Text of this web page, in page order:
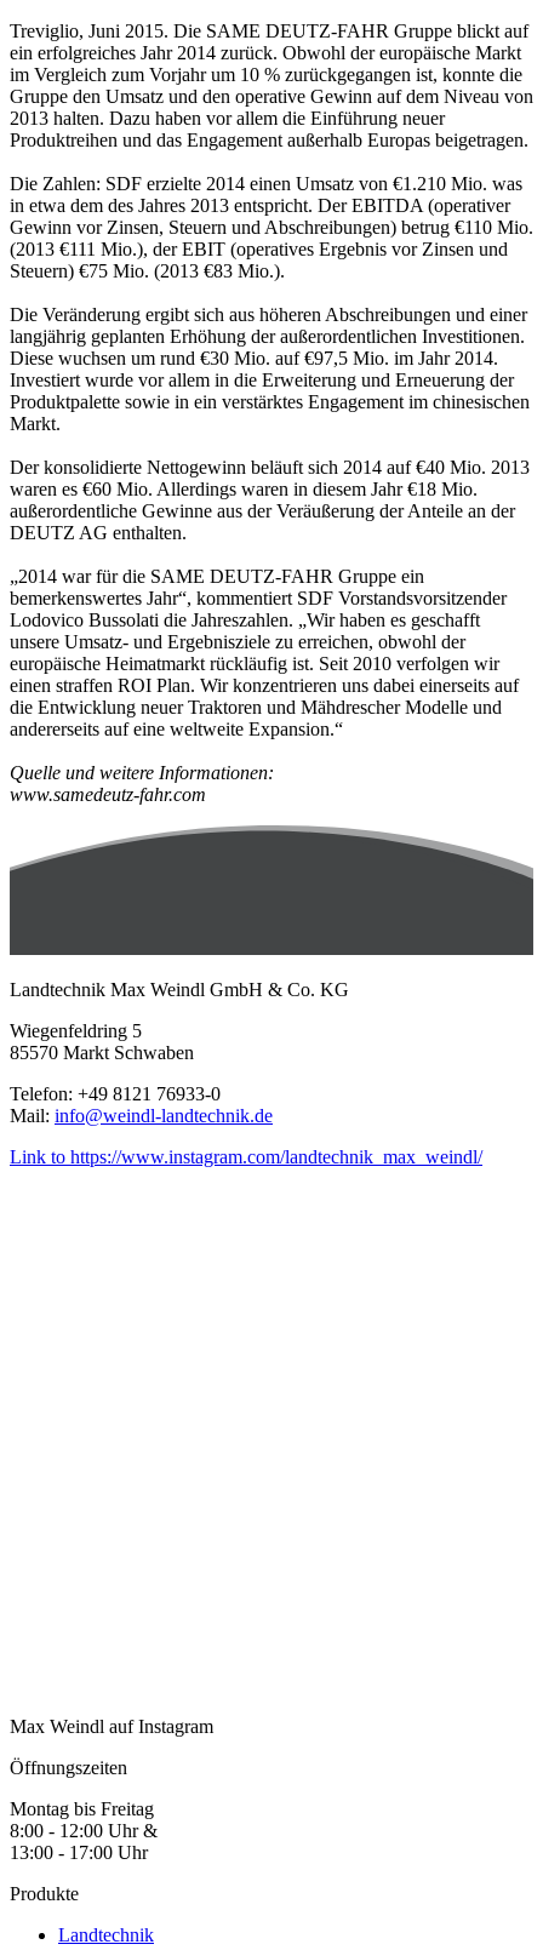
Treviglio, Juni 2015. Die SAME DEUTZ-FAHR Gruppe blickt auf
ein erfolgreiches Jahr 2014 zurück. Obwohl der europäische Markt
im Vergleich zum Vorjahr um 10 % zurückgegangen ist, konnte die
Gruppe den Umsatz und den operative Gewinn auf dem Niveau von
2013 halten. Dazu haben vor allem die Einführung neuer
Produktreihen und das Engagement außerhalb Europas beigetragen.
Die Zahlen: SDF erzielte 2014 einen Umsatz von €1.210 Mio. was
in etwa dem des Jahres 2013 entspricht. Der EBITDA (operativer
Gewinn vor Zinsen, Steuern und Abschreibungen) betrug €110 Mio.
(2013 €111 Mio.), der EBIT (operatives Ergebnis vor Zinsen und
Steuern) €75 Mio. (2013 €83 Mio.).
Die Veränderung ergibt sich aus höheren Abschreibungen und einer
langjährig geplanten Erhöhung der außerordentlichen Investitionen.
Diese wuchsen um rund €30 Mio. auf €97,5 Mio. im Jahr 2014.
Investiert wurde vor allem in die Erweiterung und Erneuerung der
Produktpalette sowie in ein verstärktes Engagement im chinesischen
Markt.
Der konsolidierte Nettogewinn beläuft sich 2014 auf €40 Mio. 2013
waren es €60 Mio. Allerdings waren in diesem Jahr €18 Mio.
außerordentliche Gewinne aus der Veräußerung der Anteile an der
DEUTZ AG enthalten.
„2014 war für die SAME DEUTZ-FAHR Gruppe ein
bemerkenswertes Jahr“, kommentiert SDF Vorstandsvorsitzender
Lodovico Bussolati die Jahreszahlen. „Wir haben es geschafft
unsere Umsatz- und Ergebnisziele zu erreichen, obwohl der
europäische Heimatmarkt rückläufig ist. Seit 2010 verfolgen wir
einen straffen ROI Plan. Wir konzentrieren uns dabei einerseits auf
die Entwicklung neuer Traktoren und Mähdrescher Modelle und
andererseits auf eine weltweite Expansion.“
Quelle und weitere Informationen:
www.samedeutz-fahr.com
Landtechnik Max Weindl GmbH & Co. KG
Wiegenfeldring 5
85570 Markt Schwaben
Telefon: +49 8121 76933-0
Mail: info@weindl-landtechnik.de
Link to https://www.instagram.com/landtechnik_max_weindl/
Max Weindl auf Instagram
Öffnungszeiten
Montag bis Freitag
8:00 - 12:00 Uhr &
13:00 - 17:00 Uhr
Produkte
Landtechnik